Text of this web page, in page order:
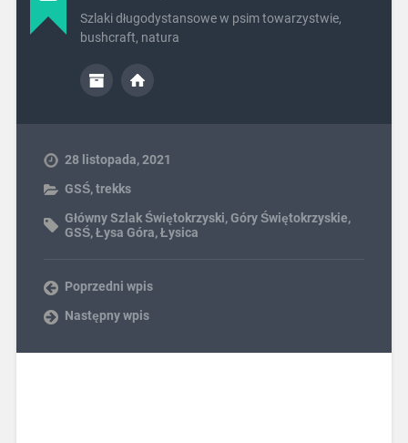
Szlaki długodystansowe w psim towarzystwie,
bushcraft, natura
28 listopada, 2021
GSŚ,trekks
Główny Szlak Świętokrzyski,Góry Świętokrzyskie,
GSŚ,Łysa Góra,Łysica
Poprzedni wpis
Następny wpis